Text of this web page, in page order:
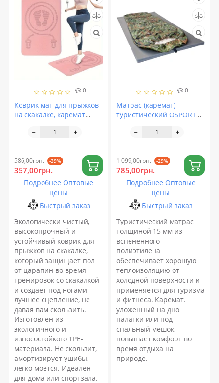
0
Коврик мат для прыжков
на скакалке, каремат
и спорта TPE 8мм OSPORT
586,00грн. -39%
357,00грн.
Подробнее Оптовые
цены
Быстрый заказ
Экологически чистый,
высокопрочный и
устойчивый коврик для
прыжков на скакалке,
который защищает пол
от царапин во время
тренировок со скакалкой
и создает под ногами
лучшее сцепление, не
давая вам скользить.
Изготовлен из
экологичного и
износостойкого TPE-
материала. Не скользит,
амортизирует ушибы,
легко моется. Идеален
для дома или спортзала.
0
Матрас (каремат)
туристический OSPORT
0015-15)
1 099,00грн. -29%
785,00грн.
Подробнее Оптовые
цены
Быстрый заказ
Туристический матрас
толщиной 15 мм из
вспененного
полиэтилена
обеспечивает хорошую
теплоизоляцию от
холодной поверхности и
применяется для туризма
и фитнеса. Каремат.
уложенный на дно
палатки или под
спальный мешок,
повышает комфорт во
время отдыха на
природе.